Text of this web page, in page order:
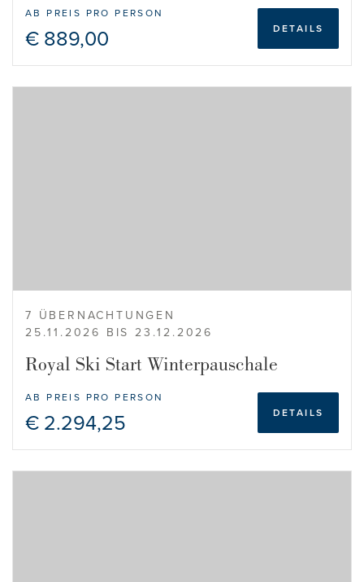
AB PREIS PRO PERSON
€ 889,00 DETAILS
7 ÜBERNACHTUNGEN
25.11.2026 BIS 23.12.2026
Royal Ski Start Winterpauschale
AB PREIS PRO PERSON
€ 2.294,25 DETAILS